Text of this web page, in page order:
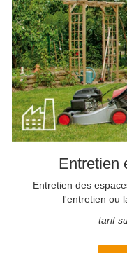
Entretien
Entretien des
l'entretien ou
tarif